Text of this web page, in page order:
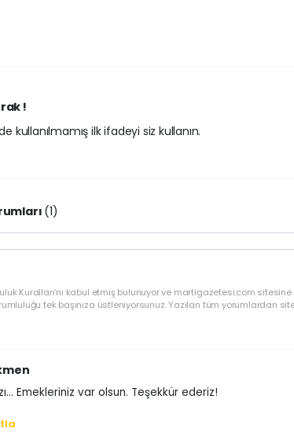
!
kullanılmamış ilk ifadeyi siz kullanın.
(1)
Kuralları’nı kabul etmiş bulunuyor ve martigazetesi.com
tek başınıza üstleniyorsunuz. Yazılan tüm yorumlardan
Emekleriniz var olsun. Teşekkür ederiz!